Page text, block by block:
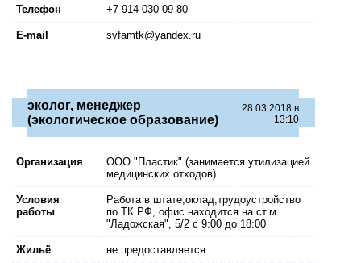
Телефон +7 914 030-09-80
E-mail svfamtk@yandex.ru
эколог, менеджер
(экологическое образование)
28.03.2018 в
13:10
Организация
ООО "Пластик" (занимается утилизацией
медицинских отходов)
Условия
работы
Работа в штате,оклад,трудоустройство
по ТК РФ, офис находится на ст.м.
"Ладожская", 5/2 с 9:00 до 18:00
Жильё не предоставляется